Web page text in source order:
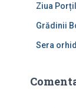
Ziua
Grădinii
Sera